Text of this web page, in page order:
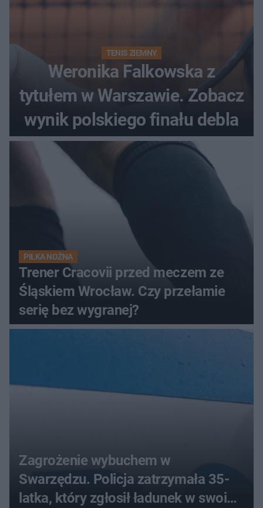
TENIS ZIEMNY
Weronika Falkowska z
tytułem w Warszawie. Zobacz
wynik polskiego finału debla
PIŁKA NOŻNA
Trener Cracovii przed meczem ze
Śląskiem Wrocław. Czy przełamie
serię bez wygranej?
Zagrożenie wybuchem w
Swarzędzu. Policja zatrzymała 35-
latka, który zgłosił ładunek w swoim